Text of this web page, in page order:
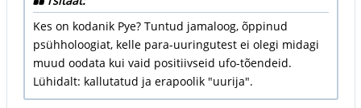
Kes on kodanik Pye? Tuntud jamaloog, õppinud
psühholoogiat, kelle para-uuringutest ei olegi midagi
muud oodata kui vaid positiivseid ufo-tõendeid.
Lühidalt: kallutatud ja erapoolik "uurija".